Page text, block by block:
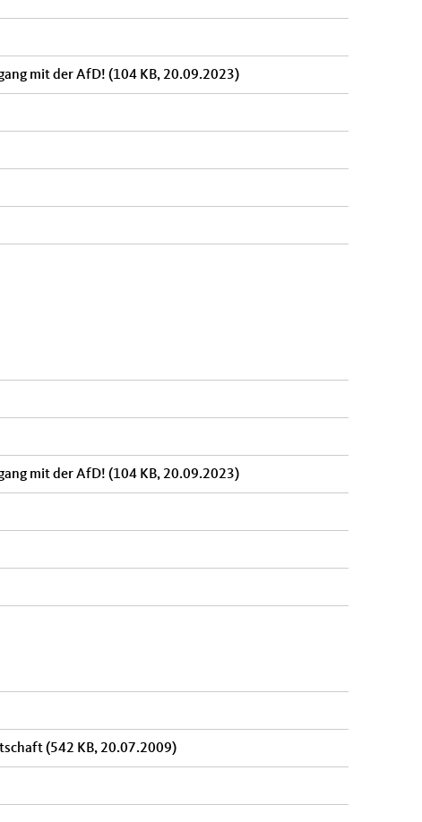
mit der AfD! (104 KB, 20.09.2023)
mit der AfD! (104 KB, 20.09.2023)
(542 KB, 20.07.2009)